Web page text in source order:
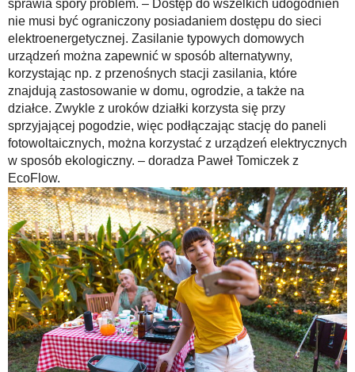
sprawia spory problem. – Dostęp do wszelkich udogodnień
nie musi być ograniczony posiadaniem dostępu do sieci
elektroenergetycznej. Zasilanie typowych domowych
urządzeń można zapewnić w sposób alternatywny,
korzystając np. z przenośnych stacji zasilania, które
znajdują zastosowanie w domu, ogrodzie, a także na
działce. Zwykle z uroków działki korzysta się przy
sprzyjającej pogodzie, więc podłączając stację do paneli
fotowoltaicznych, można korzystać z urządzeń elektrycznych
w sposób ekologiczny. – doradza Paweł Tomiczek z
EcoFlow.